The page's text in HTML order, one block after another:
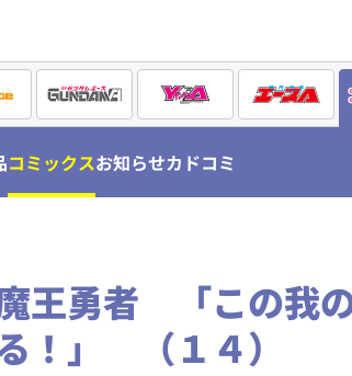
コミックスお知らせカドコミ
王勇者 「この我
！」 （１４）